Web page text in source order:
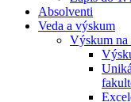
Absolventi
Veda a výskum
Výskum na